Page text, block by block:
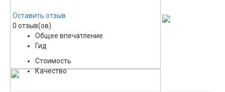
Оставить отзыв
0 отзыв(ов)
Общее впечатление
Гид
Стоимость
Качество